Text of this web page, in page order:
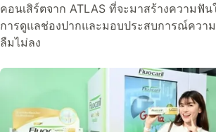
คอนเสิร์ตจาก ATLAS ที่จะมาสร้างความฟัน
การดูแลช่องปากและมอบประสบการณ์ควา
ลืมไม่ลง